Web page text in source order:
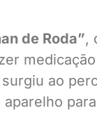
de Roda”,
ao